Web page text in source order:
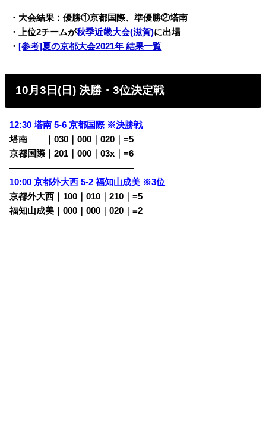
・大会結果：優勝①京都国際、準優勝②塔南
・上位2チームが秋季近畿大会(滋賀)に出場
・ [参考]夏の京都大会2021年 結果一覧
10月3日(日) 決勝・3位決定戦
12:30 塔南 5-6 京都国際 ※決勝戦
塔南
｜030｜000｜020｜=5
京都国際｜201｜000｜03x｜=6
——————————————
10:00 京都外大西 5-2 福知山成美 ※3位
京都外大西｜100｜010｜210｜=5
福知山成美｜000｜000｜020｜=2